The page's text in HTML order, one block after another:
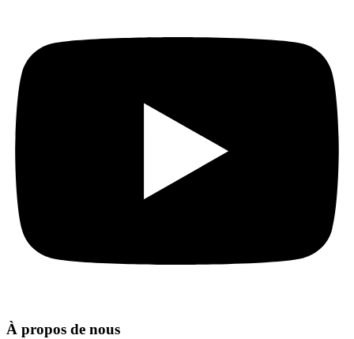
À propos de nous